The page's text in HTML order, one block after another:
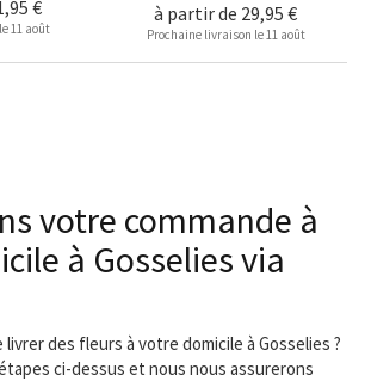
€
11 août
à partir de 29,95 €
Prochaine livraison le 11 août
votre commande à
à Gosselies via
des fleurs à votre domicile à Gosselies ?
ci-dessus et nous nous assurerons